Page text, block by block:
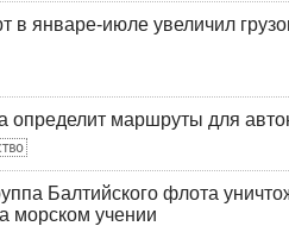
в январе-июле увеличил
определит маршруты для
Балтийского флота
морском учении